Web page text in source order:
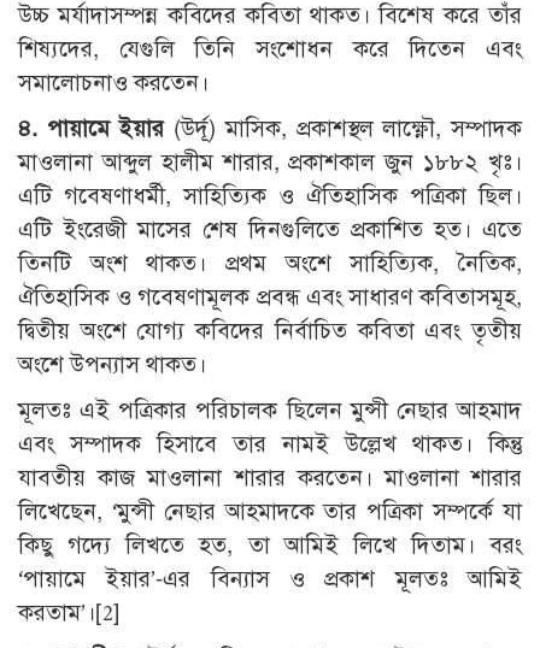
উচ্চ মর্যাদাসম্পন্ন কবিদের কবিতা থাকত। বিশেষ করে তাঁর
শিষ্যদের, যেগুলি তিনি সংশোধন করে দিতেন এবং
সমালোচনাও করতেন।
৪. পায়ামে ইয়ার(উর্দূ) মাসিক, প্রকাশস্থল লাক্ষ্ণৌ, সম্পাদক
মাওলানা আব্দুল হালীম শারার, প্রকাশকাল জুন ১৮৮২ খৃঃ।
এটি গবেষণাধর্মী, সাহিত্যিক ও ঐতিহাসিক পত্রিকা ছিল।
এটি ইংরেজী মাসের শেষ দিনগুলিতে প্রকাশিত হত। এতে
তিনটি অংশ থাকত। প্রথম অংশে সাহিত্যিক, নৈতিক,
ঐতিহাসিক ও গবেষণামূলক প্রবন্ধ এবং সাধারণ কবিতাসমূহ,
দ্বিতীয় অংশে যোগ্য কবিদের নির্বাচিত কবিতা এবং তৃতীয়
অংশে উপন্যাস থাকত।
মূলতঃ এই পত্রিকার পরিচালক ছিলেন মুন্সী নেছার আহমাদ
এবং সম্পাদক হিসাবে তার নামই উল্লেখ থাকত। কিন্তু
যাবতীয় কাজ মাওলানা শারার করতেন। মাওলানা শারার
লিখেছেন, ‘মুন্সী নেছার আহমাদকে তার পত্রিকা সম্পর্কে যা
কিছু গদ্যে লিখতে হত, তা আমিই লিখে দিতাম। বরং
‘পায়ামে ইয়ার’-এর বিন্যাস ও প্রকাশ মূলতঃ আমিই
করতাম’।[2]